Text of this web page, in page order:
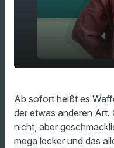
play_arrow
00:00
Ab sofort heißt es
der etwas anderen Art.
nicht, aber
mega lecker und das